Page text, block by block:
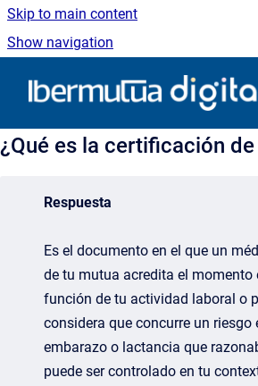
Skip to main content
Show navigation
¿Qué es la certificación
Respuesta
Es el documento en el que un
de tu mutua acredita el momento
función de tu actividad laboral o
considera que concurre un riesgo
embarazo o lactancia que
puede ser controlado en tu